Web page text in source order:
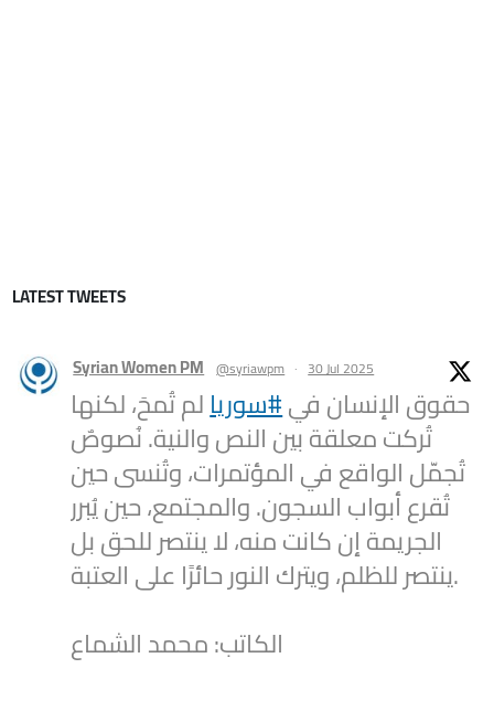
LATEST TWEETS
Syrian Women PM @syriawpm · 30 Jul 2025
حقوق الإنسان في#سوريالم تُمحَ، لكنها
تُركت معلقة بين النص والنية. نُصوصٌ
تُجمّل الواقع في المؤتمرات، وتُنسى حين
تُقرع أبواب السجون. والمجتمع، حين يُبرر
الجريمة إن كانت منه، لا ينتصر للحق بل
ينتصر للظلم، ويترك النور حائرًا على العتبة.
الكاتب: محمد الشماع